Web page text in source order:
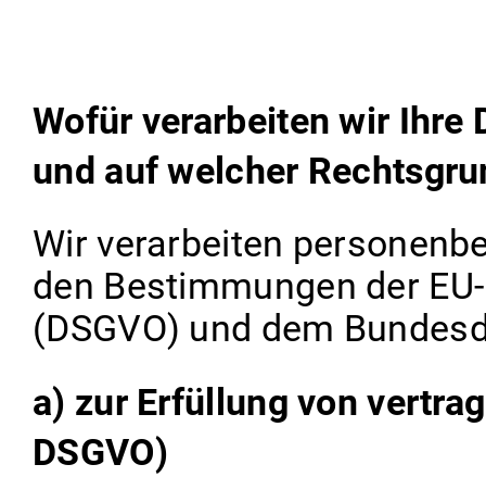
Wofür verarbeiten wir Ihre
und auf welcher
Wir verarbeiten
den Bestimmungen der
(DSGVO) und dem
a) zur Erfüllung von
DSGVO)